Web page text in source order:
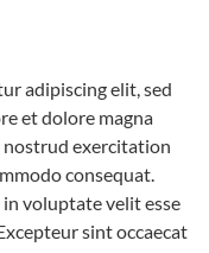
adipiscing elit, sed
et dolore magna
nostrud exercitation
consequat.
voluptate velit esse
sint occaecat